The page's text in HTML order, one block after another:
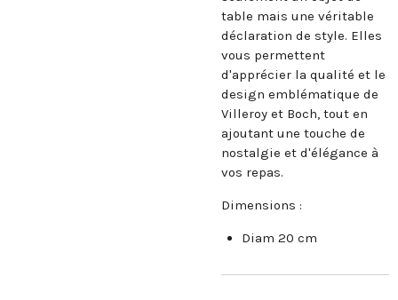
table mais une véritable
déclaration de style. Elles
vous permettent
d'apprécier la qualité et le
design emblématique de
Villeroy et Boch, tout en
ajoutant une touche de
nostalgie et d'élégance à
vos repas.
Dimensions :
Diam 20 cm